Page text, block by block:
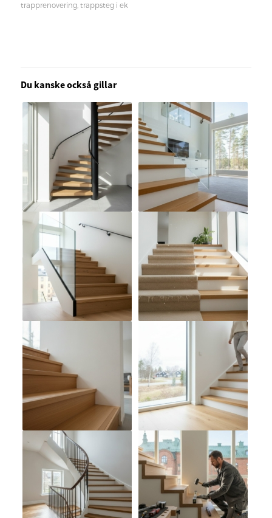
trapprenovering, trappsteg i ek
Du kanske också gillar